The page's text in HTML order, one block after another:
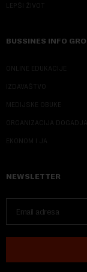
LEPŠI ŽIVOT
BUSSINES INFO
ONLINE EDUKACIJE
IZDAVAŠTVO
MEDIJSKE OBUKE
ORGANIZACIJA
EKONOM I JA
NEWSLETTER